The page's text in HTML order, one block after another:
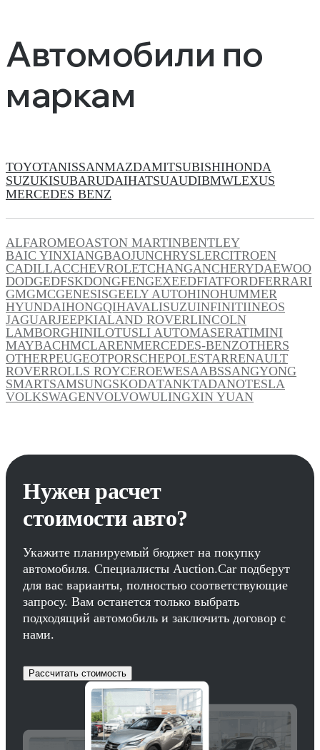
Автомобили по
маркам
TOYOTANISSANMAZDAMITSUBISHIHONDA
SUZUKISUBARUDAIHATSUAUDIBMWLEXUS
MERCEDES BENZ
ALFAROMEOASTON MARTINBENTLEY
BAIC YINXIANGBAOJUNCHRYSLERCITROEN
CADILLACCHEVROLETCHANGANCHERYDAEWOO
DODGEDFSKDONGFENGEXEEDFIATFORDFERRARI
GMGMCGENESISGEELY AUTOHINOHUMMER
HYUNDAIHONGQIHAVALISUZUINFINITIINEOS
JAGUARJEEPKIALAND ROVERLINCOLN
LAMBORGHINILOTUSLI AUTOMASERATIMINI
MAYBACHMCLARENMERCEDES-BENZOTHERS
OTHERPEUGEOTPORSCHEPOLESTARRENAULT
ROVERROLLS ROYCEROEWESAABSSANGYONG
SMARTSAMSUNGSKODATANKTADANOTESLA
VOLKSWAGENVOLVOWULINGXIN YUAN
Нужен расчет
стоимости авто?
Укажите планируемый бюджет на покупку
автомобиля. Специалисты Auction.Car подберут
для вас варианты, полностью соответствующие
запросу. Вам останется только выбрать
подходящий автомобиль и заключить договор с
нами.
Рассчитать стоимость